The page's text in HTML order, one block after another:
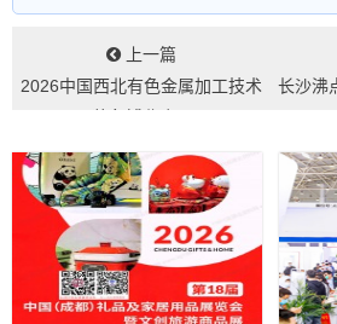
上一篇
2026中国西北有色金属加工技术
长沙沸